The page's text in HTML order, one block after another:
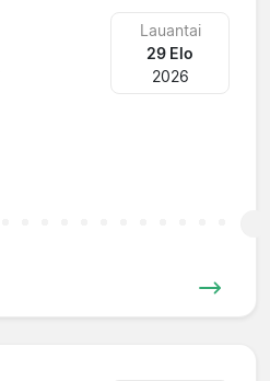
Lauantai
29 Elo
2026